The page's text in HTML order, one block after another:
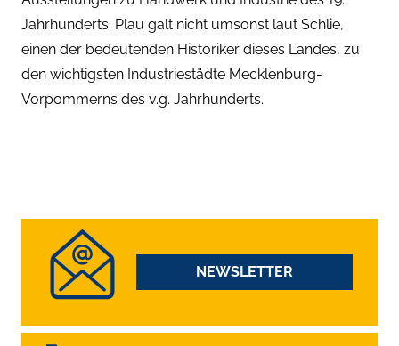
Jahrhunderts. Plau galt nicht umsonst laut Schlie,
einen der bedeutenden Historiker dieses Landes, zu
den wichtigsten Industriestädte Mecklenburg-
Vorpommerns des v.g. Jahrhunderts.
NEWSLETTER